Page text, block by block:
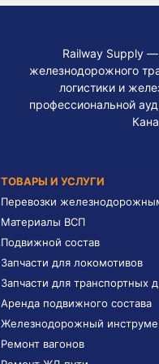
Railway Supply
железнодорожного
логистики и
профессиональной
ТОВАРЫ И УСЛУГИ
Перевозки
Материалы ВСП
Подвижной состав
Запчасти для локомотивов
Запчасти для транспортных
Аренда подвижного состава
Железнодорожный
Ремонт вагонов